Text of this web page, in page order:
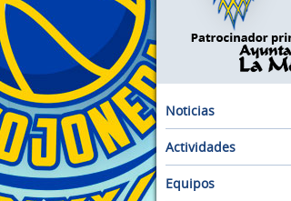
Noticias
Actividades
Equipos